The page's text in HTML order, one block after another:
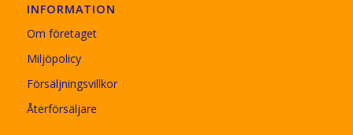
INFORMATION
Om företaget
Miljöpolicy
Försäljningsvillkor
Återförsäljare